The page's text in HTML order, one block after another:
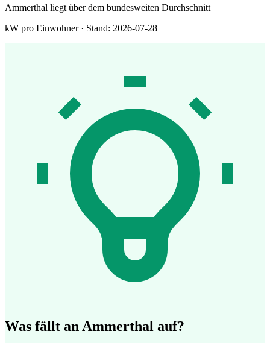
Ammerthal liegt über dem bundesweiten Durchschnitt
kW pro Einwohner · Stand: 2026-07-28
Was fällt an Ammerthal auf?